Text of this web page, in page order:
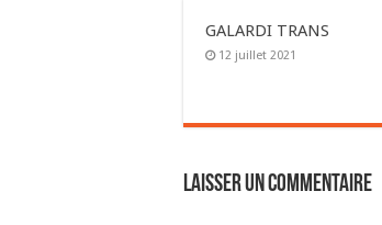
GALARDI TRANS
12 juillet 2021
Laisser un commentaire